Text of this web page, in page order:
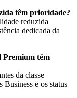
têm prioridade?
reduzida
dedicada da
Premium têm
da classe
Business e os status